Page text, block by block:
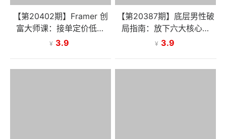
【第20402期】Framer 创
富大师课：接单定价低？
《职业加速器》教你搞高价
¥ 3.9
【第20387期】底层男性破
局指南：放下六大核心执
念，重塑思维认知，走出人
¥ 3.9